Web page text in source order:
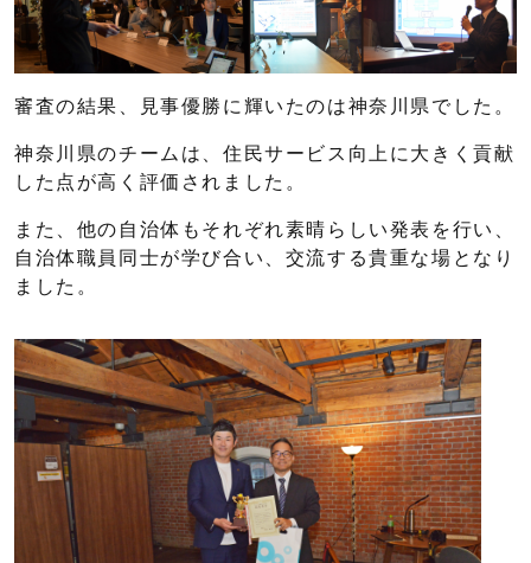
審査の結果、見事優勝に輝いたのは神奈川県でした。
神奈川県のチームは、住民サービス向上に大きく貢献
した点が高く評価されました。
また、他の自治体もそれぞれ素晴らしい発表を行い、
自治体職員同士が学び合い、交流する貴重な場となり
ました。